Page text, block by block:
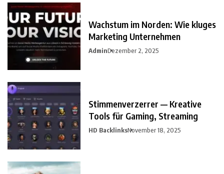
Wachstum im Norden: Wie kluges
Marketing Unternehmen
AdminDezember 2, 2025
Stimmenverzerrer — Kreative
Tools für Gaming, Streaming
HD BacklinksNovember 18, 2025